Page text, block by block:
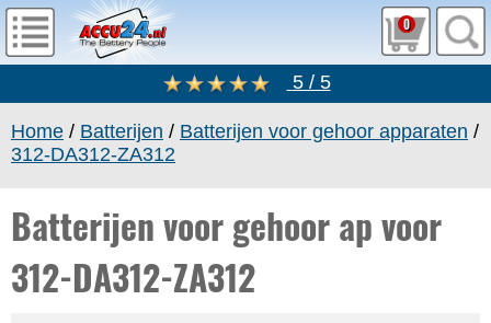
0
5 / 5
Home / Batterijen / Batterijen voor gehoor apparaten /
312-DA312-ZA312
Batterijen voor gehoor ap voor
312-DA312-ZA312